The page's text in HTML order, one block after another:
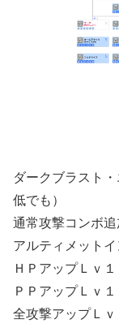
ダークブラスト
低でも）
通常攻撃コンボ
アルティメット
ＨＰアップＬｖ１
ＰＰアップＬｖ１
全攻撃アップＬｖ